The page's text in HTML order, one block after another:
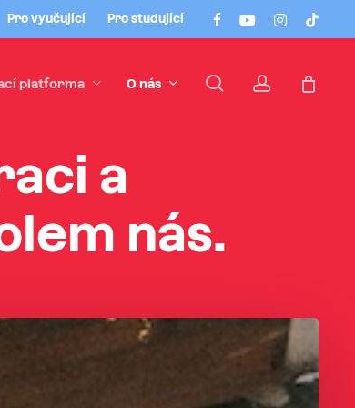
facebookyoutubeinstagram
tiktok
Pro vyučující Pro studující
platforma O nás searchaccount
a
nás.
Menu